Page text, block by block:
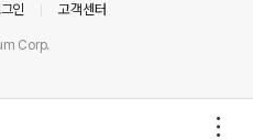
인 고객센터
Corp.